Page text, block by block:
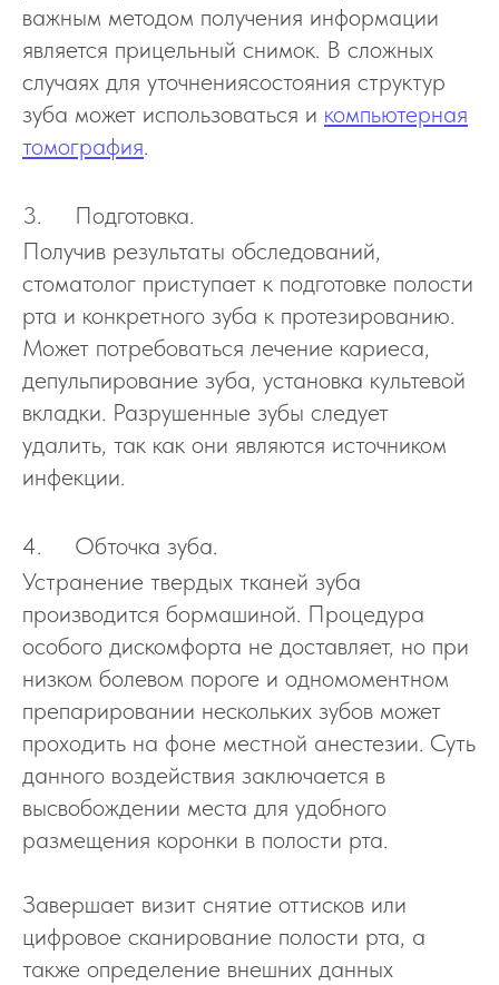
важным методом получения информации
является прицельный снимок. В сложных
случаях для уточнениясостояния структур
зуба может использоваться и компьютерная
томография.
3. Подготовка.
Получив результаты обследований,
стоматолог приступает к подготовке полости
рта и конкретного зуба к протезированию.
Может потребоваться лечение кариеса,
депульпирование зуба, установка культевой
вкладки. Разрушенные зубы следует
удалить, так как они являются источником
инфекции.
4. Обточка зуба.
Устранение твердых тканей зуба
производится бормашиной. Процедура
особого дискомфорта не доставляет, но при
низком болевом пороге и одномоментном
препарировании нескольких зубов может
проходить на фоне местной анестезии. Суть
данного воздействия заключается в
высвобождении места для удобного
размещения коронки в полости рта.
Завершает визит снятие оттисков или
цифровое сканирование полости рта, а
также определение внешних данных